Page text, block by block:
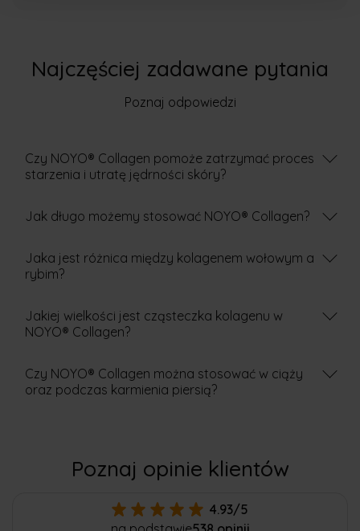
Najczęściej zadawane pytania
Poznaj odpowiedzi
Czy NOYO® Collagen pomoże zatrzymać proces
starzenia i utratę jędrności skóry?
Jak długo możemy stosować NOYO® Collagen?
Jaka jest różnica między kolagenem wołowym a
rybim?
Jakiej wielkości jest cząsteczka kolagenu w
NOYO® Collagen?
Czy NOYO® Collagen można stosować w ciąży
oraz podczas karmienia piersią?
Poznaj opinie klientów
4.93/5